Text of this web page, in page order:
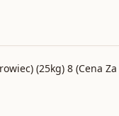
(25kg) 8 (Cena Za